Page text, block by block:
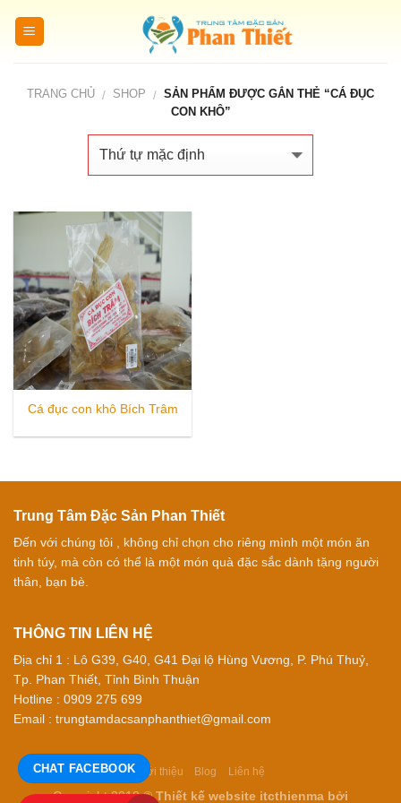
TRANG CHỦ / SHOP / SẢN PHẨM ĐƯỢC GẮN THẺ “CÁ ĐỤC
CON KHÔ”
Cá đục con khô Bích Trâm
Trung Tâm Đặc Sản Phan Thiết
Đến với chúng tôi , không chỉ chọn cho riêng mình một món ăn
tinh túy, mà còn có thể là một món quà đặc sắc dành tặng người
thân, bạn bè.
THÔNG TIN LIÊN HỆ
Địa chỉ 1 : Lô G39, G40, G41 Đại lộ Hùng Vương, P. Phú Thuỷ,
Tp. Phan Thiết, Tỉnh Bình Thuận
Hotline : 0909 275 699
Email : trungtamdacsanphanthiet@gmail.com
Giới thiệu Blog Liên hệ
Copyright 2018 ©Thiết kế website itcthienma bởi
CHAT FACEBOOK